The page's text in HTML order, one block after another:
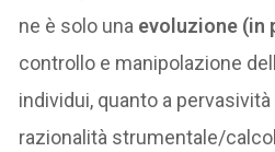
ne è solo una evoluzione (in
controllo e manipolazione
individui, quanto a
razionalità strumentale/